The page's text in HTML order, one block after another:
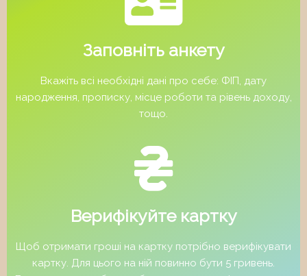
Заповніть анкету
Вкажіть всі необхідні дані про себе: ФІП, дату
народження, прописку, місце роботи та рівень доходу,
тощо.
Верифікуйте картку
Щоб отримати гроші на картку потрібно верифікувати
картку. Для цього на ній повинно бути 5 гривень.